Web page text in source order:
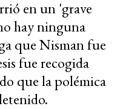
en un 'grave
hay ninguna
que Nisman fue
fue recogida
que la polémica